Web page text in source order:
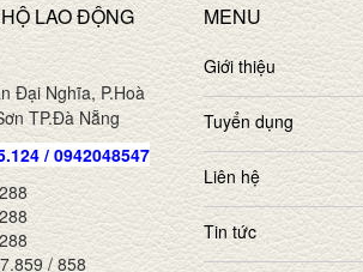
LAO ĐỘNG
Đại Nghĩa, P.Hoà
TP.Đà Nẵng
/ 0942048547
/ 858
MENU
Giới thiệu
Tuyển dụng
Liên hệ
Tin tức